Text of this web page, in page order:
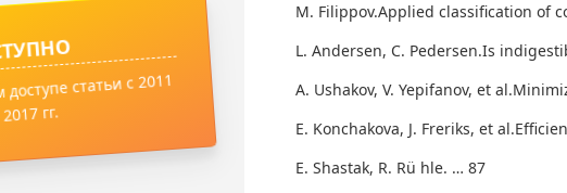
M. Filippov.Applied classification of
L. Andersen, C. Pedersen.Is
A. Ushakov, V. Yepifanov, et al.
E. Konchakova, J. Freriks, et al.
E. Shastak, R. Rü hle. … 87
статьи с 2011
гг.